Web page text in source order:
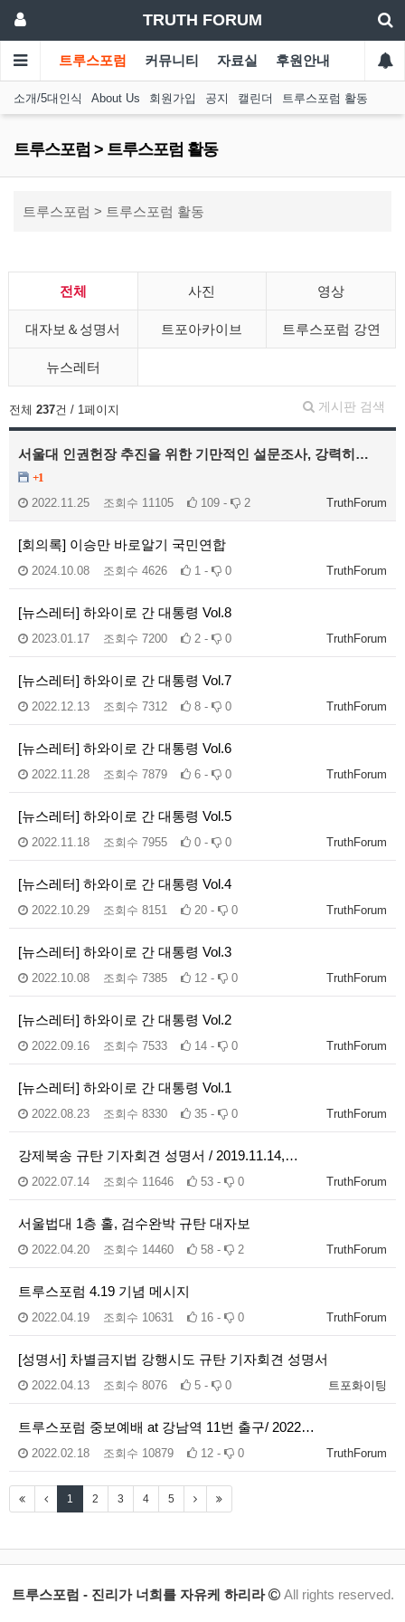
TRUTH FORUM
트루스포럼 커뮤니티 자료실 후원안내
소개/5대인식 About Us 회원가입 공지 캘린더 트루스포럼 활동
트루스포럼 > 트루스포럼 활동
트루스포럼 > 트루스포럼 활동
전체 사진 영상
대자보＆성명서 트포아카이브 트루스포럼 강연
뉴스레터
게시판 검색
전체 237건 / 1페이지
서울대 인권헌장 추진을 위한 기만적인 설문조사, 강력히…
+1
TruthForum
2022.11.25 조회수 11105 109 - 2
[회의록] 이승만 바로알기 국민연합
TruthForum
2024.10.08 조회수 4626 1 - 0
[뉴스레터] 하와이로 간 대통령 Vol.8
TruthForum
2023.01.17 조회수 7200 2 - 0
[뉴스레터] 하와이로 간 대통령 Vol.7
TruthForum
2022.12.13 조회수 7312 8 - 0
[뉴스레터] 하와이로 간 대통령 Vol.6
TruthForum
2022.11.28 조회수 7879 6 - 0
[뉴스레터] 하와이로 간 대통령 Vol.5
TruthForum
2022.11.18 조회수 7955 0 - 0
[뉴스레터] 하와이로 간 대통령 Vol.4
TruthForum
2022.10.29 조회수 8151 20 - 0
[뉴스레터] 하와이로 간 대통령 Vol.3
TruthForum
2022.10.08 조회수 7385 12 - 0
[뉴스레터] 하와이로 간 대통령 Vol.2
TruthForum
2022.09.16 조회수 7533 14 - 0
[뉴스레터] 하와이로 간 대통령 Vol.1
TruthForum
2022.08.23 조회수 8330 35 - 0
강제북송 규탄 기자회견 성명서 / 2019.11.14,…
TruthForum
2022.07.14 조회수 11646 53 - 0
서울법대 1층 홀, 검수완박 규탄 대자보
TruthForum
2022.04.20 조회수 14460 58 - 2
트루스포럼 4.19 기념 메시지
TruthForum
2022.04.19 조회수 10631 16 - 0
[성명서] 차별금지법 강행시도 규탄 기자회견 성명서
트포화이팅
2022.04.13 조회수 8076 5 - 0
트루스포럼 중보예배 at 강남역 11번 출구/ 2022…
TruthForum
2022.02.18 조회수 10879 12 - 0
1 2 3 4 5
트루스포럼 - 진리가 너희를 자유케 하리라 All rights reserved.